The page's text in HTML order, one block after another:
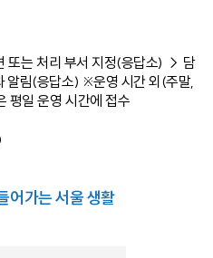
는 처리 부서 지정(응답소) → 담
림(응답소) ※운영 시간 외(주말,
평일 운영 시간에 접수
어가는 서울 생활